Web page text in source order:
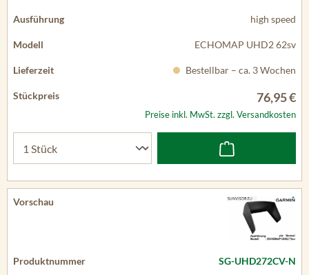
high speed
ECHOMAP UHD2 62sv
Bestellbar – ca. 3 Wochen
76,95 €
Preise inkl. MwSt. zzgl. Versandkosten
SG-UHD272CV-N